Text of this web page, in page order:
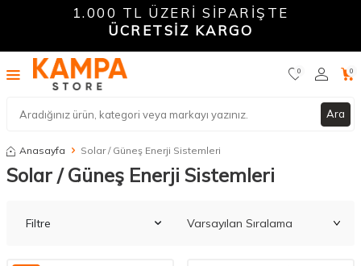
1.000 TL ÜZERİ SİPARİŞTE
ÜCRETSİZ KARGO
Ara
0 0
Anasayfa Solar / Güneş Enerji Sistemleri
Solar / Güneş Enerji Sistemleri
Filtre